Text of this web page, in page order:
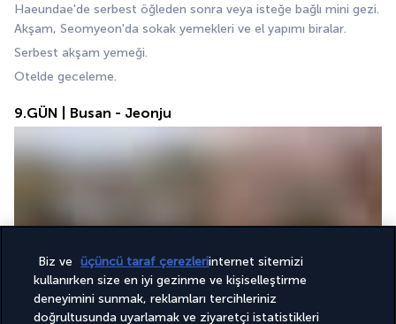
Haeundae'de serbest öğleden sonra veya isteğe bağlı mini gezi.
Akşam, Seomyeon'da sokak yemekleri ve el yapımı biralar.
Serbest akşam yemeği.
Otelde geceleme.
9.GÜN | Busan - Jeonju
Otelde kahvaltı.
Jeonju'ya ekspres otobüs. Hanok evine giriş ve Hanok Köyü,
Jeondong Katedrali ve Pungnam Kapısı'nı ziyaret.
Biz ve üçüncü taraf çerezleriinternet sitemizi
kullanırken size en iyi gezinme ve kişiselleştirme
deneyimini sunmak, reklamları tercihleriniz
doğrultusunda uyarlamak ve ziyaretçi istatistikleri